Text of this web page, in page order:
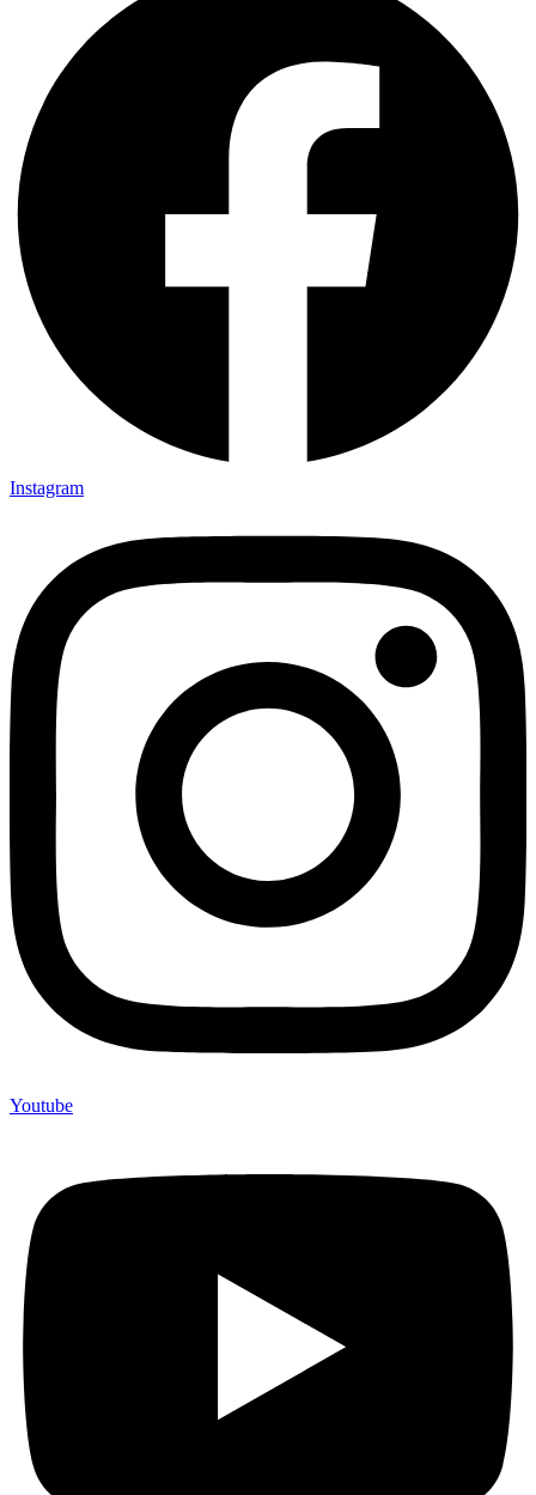
Instagram
Youtube